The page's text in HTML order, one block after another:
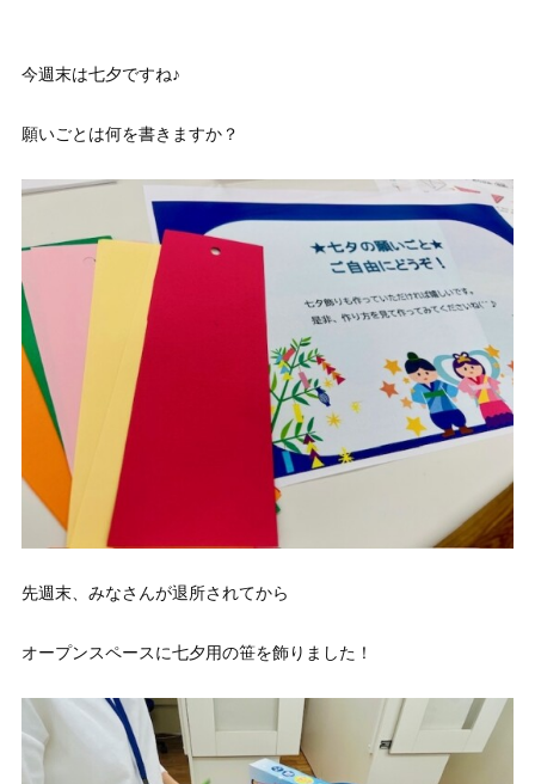
今週末は七夕ですね♪
願いごとは何を書きますか？
先週末、みなさんが退所されてから
オープンスペースに七夕用の笹を飾りました！